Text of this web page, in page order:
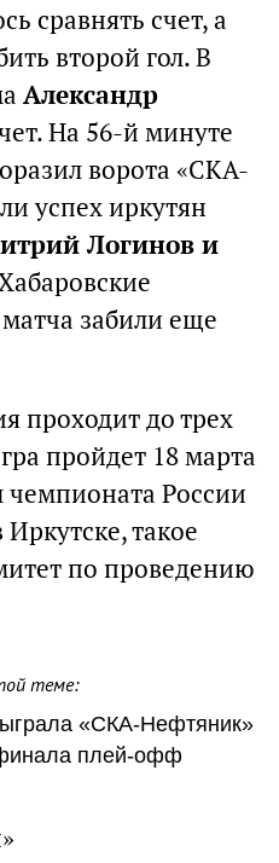
сравнять счет, а
второй гол. В
Александр
На 56-й минуте
ворота «СКА-
успех иркутян
Логинов и
забили еще
проходит до трех
пройдет 18 марта
чемпионата России
такое
по проведению
теме:
«СКА-Нефтяник»
плей-офф